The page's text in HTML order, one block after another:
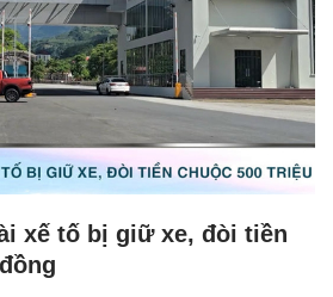
xế tố bị giữ xe, đòi tiền